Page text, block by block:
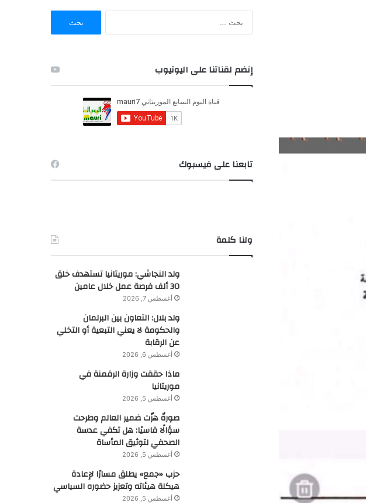
:
إنضم لقناتنا على اليوتيوب
تابعنا على فيسبوك
ولنا كلمة
ولد النجاشي: موريتانيا تستهدف خلق
30 ألف فرصة عمل خلال عامين
أغسطس 7, 2026
ولد بلال: التعاون بين البرلمان
والحكومة لا يعني التبعية أو التخلي
عن الرقابة
أغسطس 6, 2026
ماذا حققت وزارة الرقمنة في
موريتانيا
أغسطس 5, 2026
صورةٌ هزّت ضمير العالم وطرحت
سؤالًا قاسيًا: هل تكفي عدسة
الصحفي لتوثيق المأساة
أغسطس 5, 2026
حزب «جمع» يطلق مسارًا لإعادة
هيكلة هيئاته وتعزيز حضوره السياسي
أغسطس 5, 2026